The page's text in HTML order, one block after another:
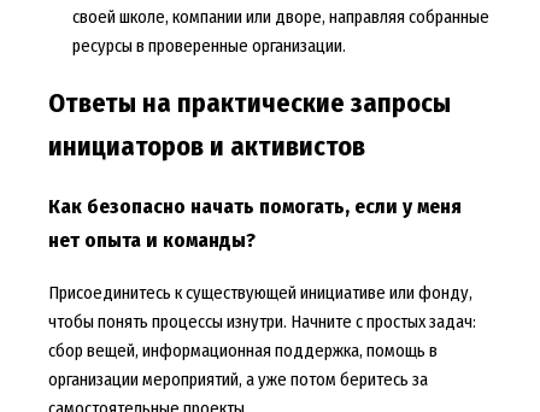
своей школе, компании или дворе, направляя собранные
ресурсы в проверенные организации.
Ответы на практические запросы
инициаторов и активистов
Как безопасно начать помогать, если у меня
нет опыта и команды?
Присоединитесь к существующей инициативе или фонду,
чтобы понять процессы изнутри. Начните с простых задач:
сбор вещей, информационная поддержка, помощь в
организации мероприятий, а уже потом беритесь за